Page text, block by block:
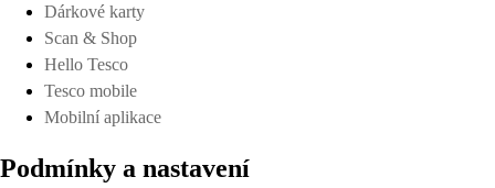
Dárkové karty
Scan & Shop
Hello Tesco
Tesco mobile
Mobilní aplikace
Podmínky a nastavení